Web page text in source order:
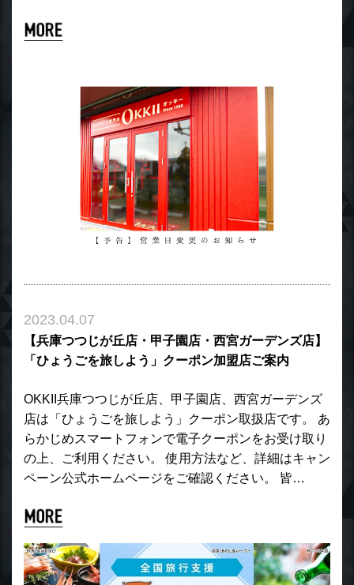
2023.04.07
【兵庫つつじが丘店・甲子園店・西宮ガーデンズ店】
「ひょうごを旅しよう」クーポン加盟店ご案内
OKKII兵庫つつじが丘店、甲子園店、西宮ガーデンズ
店は「ひょうごを旅しよう」クーポン取扱店です。 あ
らかじめスマートフォンで電子クーポンをお受け取り
の上、ご利用ください。 使用方法など、詳細はキャン
ペーン公式ホームページをご確認ください。 皆…